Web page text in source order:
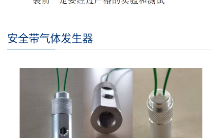
安全带气体发生器